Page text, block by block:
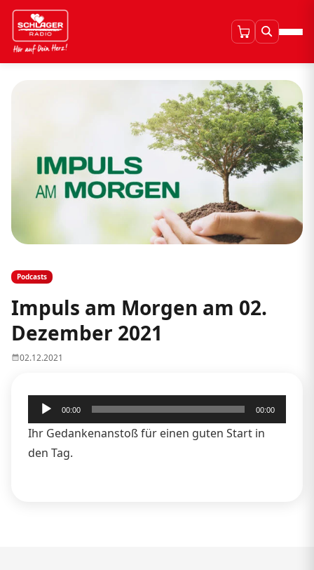
Podcasts
Impuls am Morgen am 02.
Dezember 2021
02.12.2021
Audio-
Player
00:00 00:00
Ihr Gedankenanstoß für einen guten Start in
den Tag.